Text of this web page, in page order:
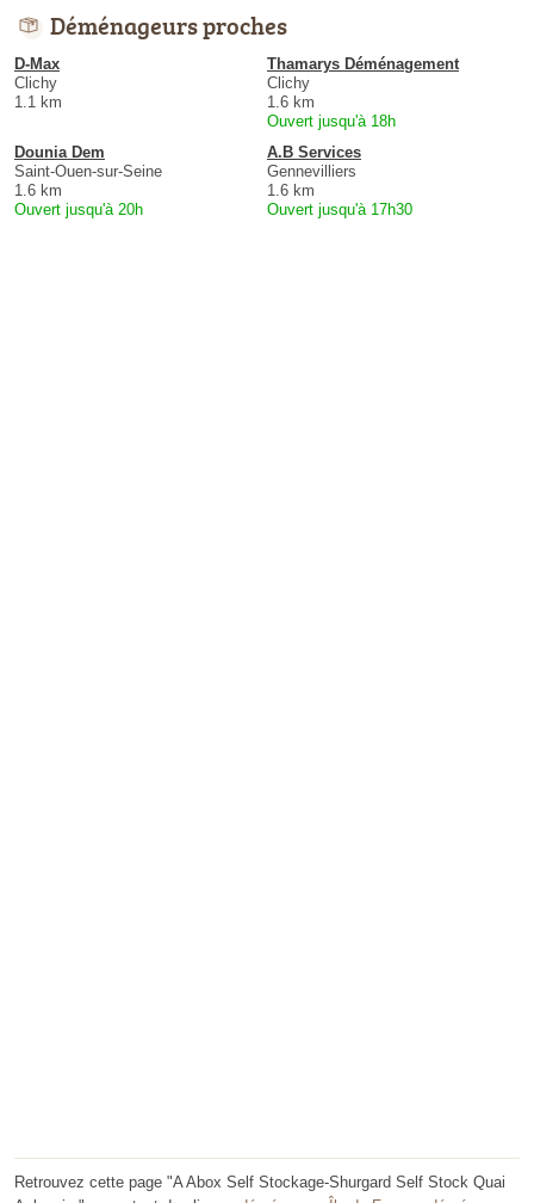
Déménageurs proches
D-Max
Clichy
1.1 km
Thamarys Déménagement
Clichy
1.6 km
Ouvert jusqu'à 18h
Dounia Dem
Saint-Ouen-sur-Seine
1.6 km
Ouvert jusqu'à 20h
A.B Services
Gennevilliers
1.6 km
Ouvert jusqu'à 17h30
Retrouvez cette page "A Abox Self Stockage-Shurgard Self Stock Quai